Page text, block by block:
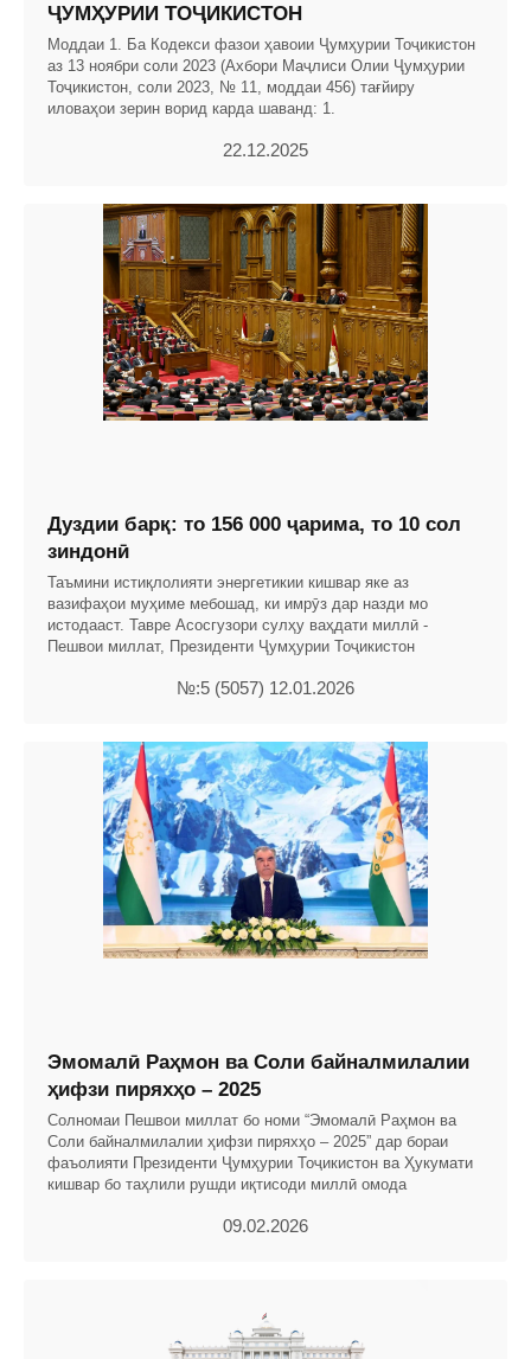
ҶУМҲУРИИ ТОҶИКИСТОН
Моддаи 1. Ба Кодекси фазои ҳавоии Ҷумҳурии Тоҷикистон
аз 13 ноябри соли 2023 (Ахбори Маҷлиси Олии Ҷумҳурии
Тоҷикистон, соли 2023, № 11, моддаи 456) тағйиру
иловаҳои зерин ворид карда шаванд: 1.
22.12.2025
Дуздии барқ: то 156 000 ҷарима, то 10 сол
зиндонӣ
Таъмини истиқлолияти энергетикии кишвар яке аз
вазифаҳои муҳиме мебошад, ки имрӯз дар назди мо
истодааст. Тавре Асосгузори сулҳу ваҳдати миллӣ -
Пешвои миллат, Президенти Ҷумҳурии Тоҷикистон
№:5 (5057) 12.01.2026
Эмомалӣ Раҳмон ва Соли байналмилалии
ҳифзи пиряхҳо – 2025
Солномаи Пешвои миллат бо номи “Эмомалӣ Раҳмон ва
Соли байналмилалии ҳифзи пиряхҳо – 2025” дар бораи
фаъолияти Президенти Ҷумҳурии Тоҷикистон ва Ҳукумати
кишвар бо таҳлили рушди иқтисоди миллӣ омода
09.02.2026